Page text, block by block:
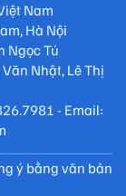
Nam
Hà Nội
Ngọc Tú
Nhật, Lê Thị
- Email:
ý bằng văn bản